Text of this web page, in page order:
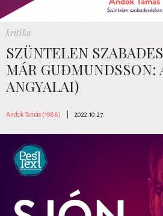
kritika
SZÜNTELEN
MÁR GUÐMUNDSSON:
ANGYALAI)
Andok Tamás (1988) 2022.10.27.